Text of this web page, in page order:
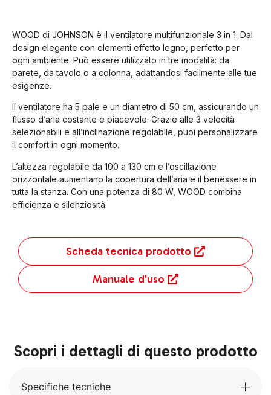
WOOD di JOHNSON è il ventilatore multifunzionale 3 in 1. Dal
design elegante con elementi effetto legno, perfetto per
ogni ambiente. Può essere utilizzato in tre modalità: da
parete, da tavolo o a colonna, adattandosi facilmente alle tue
esigenze.
Il ventilatore ha 5 pale e un diametro di 50 cm, assicurando un
flusso d’aria costante e piacevole. Grazie alle 3 velocità
selezionabili e all’inclinazione regolabile, puoi personalizzare
il comfort in ogni momento.
L’altezza regolabile da 100 a 130 cm e l’oscillazione
orizzontale aumentano la copertura dell’aria e il benessere in
tutta la stanza. Con una potenza di 80 W, WOOD combina
efficienza e silenziosità.
Scheda tecnica prodotto
Manuale d'uso
Scopri i dettagli di questo prodotto
Specifiche tecniche